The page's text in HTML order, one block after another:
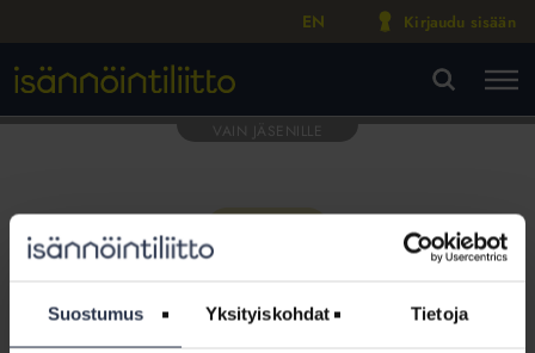
Suostumus Yksityiskohdat Tietoja
EN Kirjaudu sisään